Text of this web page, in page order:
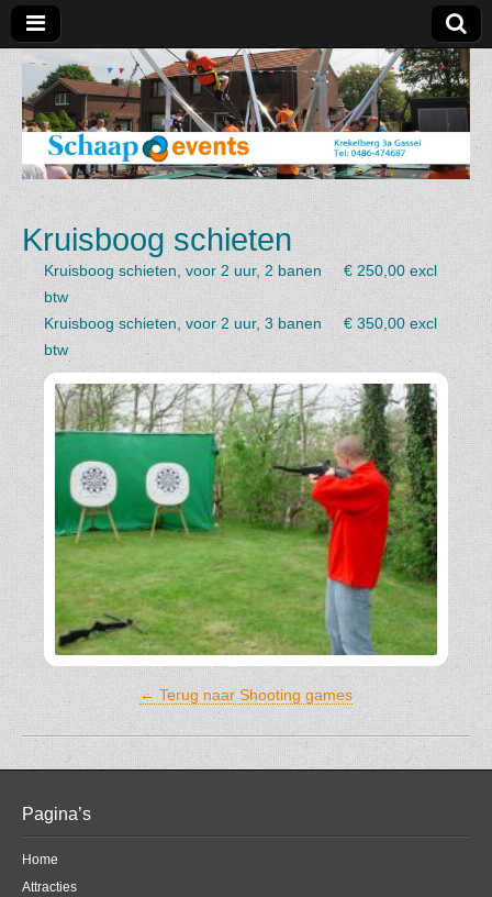
Schaap
Events
Kruisboog schieten
Kruisboog schieten, voor 2 uur, 2 banen € 250,00 excl
btw
Kruisboog schieten, voor 2 uur, 3 banen € 350,00 excl
btw
← Terug naar Shooting games
Pagina’s
Home
Attracties